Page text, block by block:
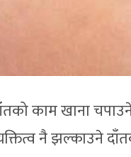
काम खाना
नै झल्काउने